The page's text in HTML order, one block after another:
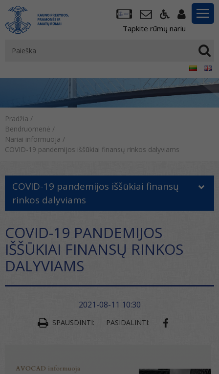
Tapkite rūmų nariu
Pradžia /
Bendruomenė /
Nariai informuoja /
COVID-19 pandemijos iššūkiai finansų rinkos dalyviams
COVID-19 pandemijos iššūkiai finansų
rinkos dalyviams
COVID-19 PANDEMIJOS
IŠŠŪKIAI FINANSŲ RINKOS
DALYVIAMS
2021-08-11 10:30
SPAUSDINTI: PASIDALINTI: